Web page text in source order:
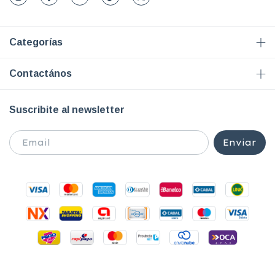
Categorías
Contactános
Suscribite al newsletter